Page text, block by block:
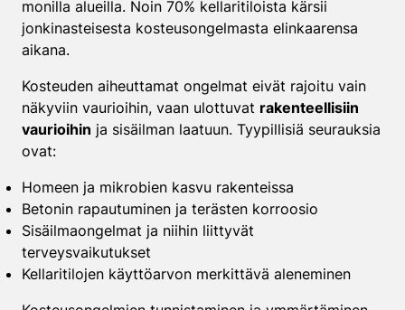
monilla alueilla. Noin 70% kellaritiloista kärsii
jonkinasteisesta kosteusongelmasta elinkaarensa
aikana.
Kosteuden aiheuttamat ongelmat eivät rajoitu vain
näkyviin vaurioihin, vaan ulottuvat rakenteellisiin
vaurioihin ja sisäilman laatuun. Tyypillisiä seurauksia
ovat:
Homeen ja mikrobien kasvu rakenteissa
Betonin rapautuminen ja terästen korroosio
Sisäilmaongelmat ja niihin liittyvät
terveysvaikutukset
Kellaritilojen käyttöarvon merkittävä aleneminen